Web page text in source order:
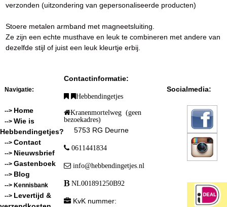
verzonden (uitzondering van gepersonaliseerde producten)
Stoere metalen armband met magneetsluiting.
Ze zijn een echte musthave en leuk te combineren met andere van
dezelfde stijl of juist een leuk kleurtje erbij.
Navigatie:
--> Home
--> Wie is
Hebbendingetjes?
--> Contact
--> Nieuwsbrief
--> Gastenboek
--> Blog
--> Kennisbank
--> Levertijd &
Contactinformatie:
Hebbendingetjes
Kranenmortelweg (geen
bezoekadres)
5753 RG Deurne
0611441834
info@hebbendingetjes.nl
NL001891250B92
KvK nummer:
Socialmedia: